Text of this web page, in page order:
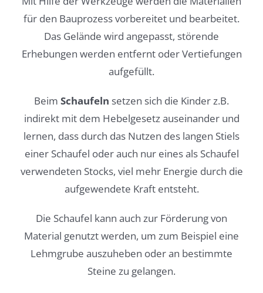
für den Bauprozess vorbereitet und bearbeitet.
Das Gelände wird angepasst, störende
Erhebungen werden entfernt oder Vertiefungen
aufgefüllt.
Beim Schaufeln setzen sich die Kinder z.B.
indirekt mit dem Hebelgesetz auseinander und
lernen, dass durch das Nutzen des langen Stiels
einer Schaufel oder auch nur eines als Schaufel
verwendeten Stocks, viel mehr Energie durch die
aufgewendete Kraft entsteht.
Die Schaufel kann auch zur Förderung von
Material genutzt werden, um zum Beispiel eine
Lehmgrube auszuheben oder an bestimmte
Steine zu gelangen.